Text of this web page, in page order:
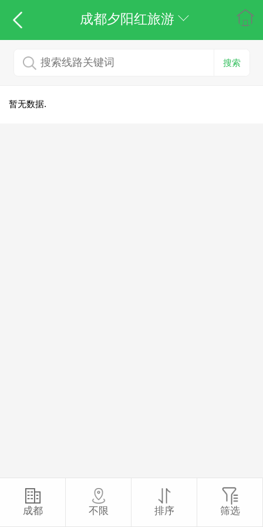
成都夕阳红旅游
搜索
暂无数据.
成都 不限 排序 筛选